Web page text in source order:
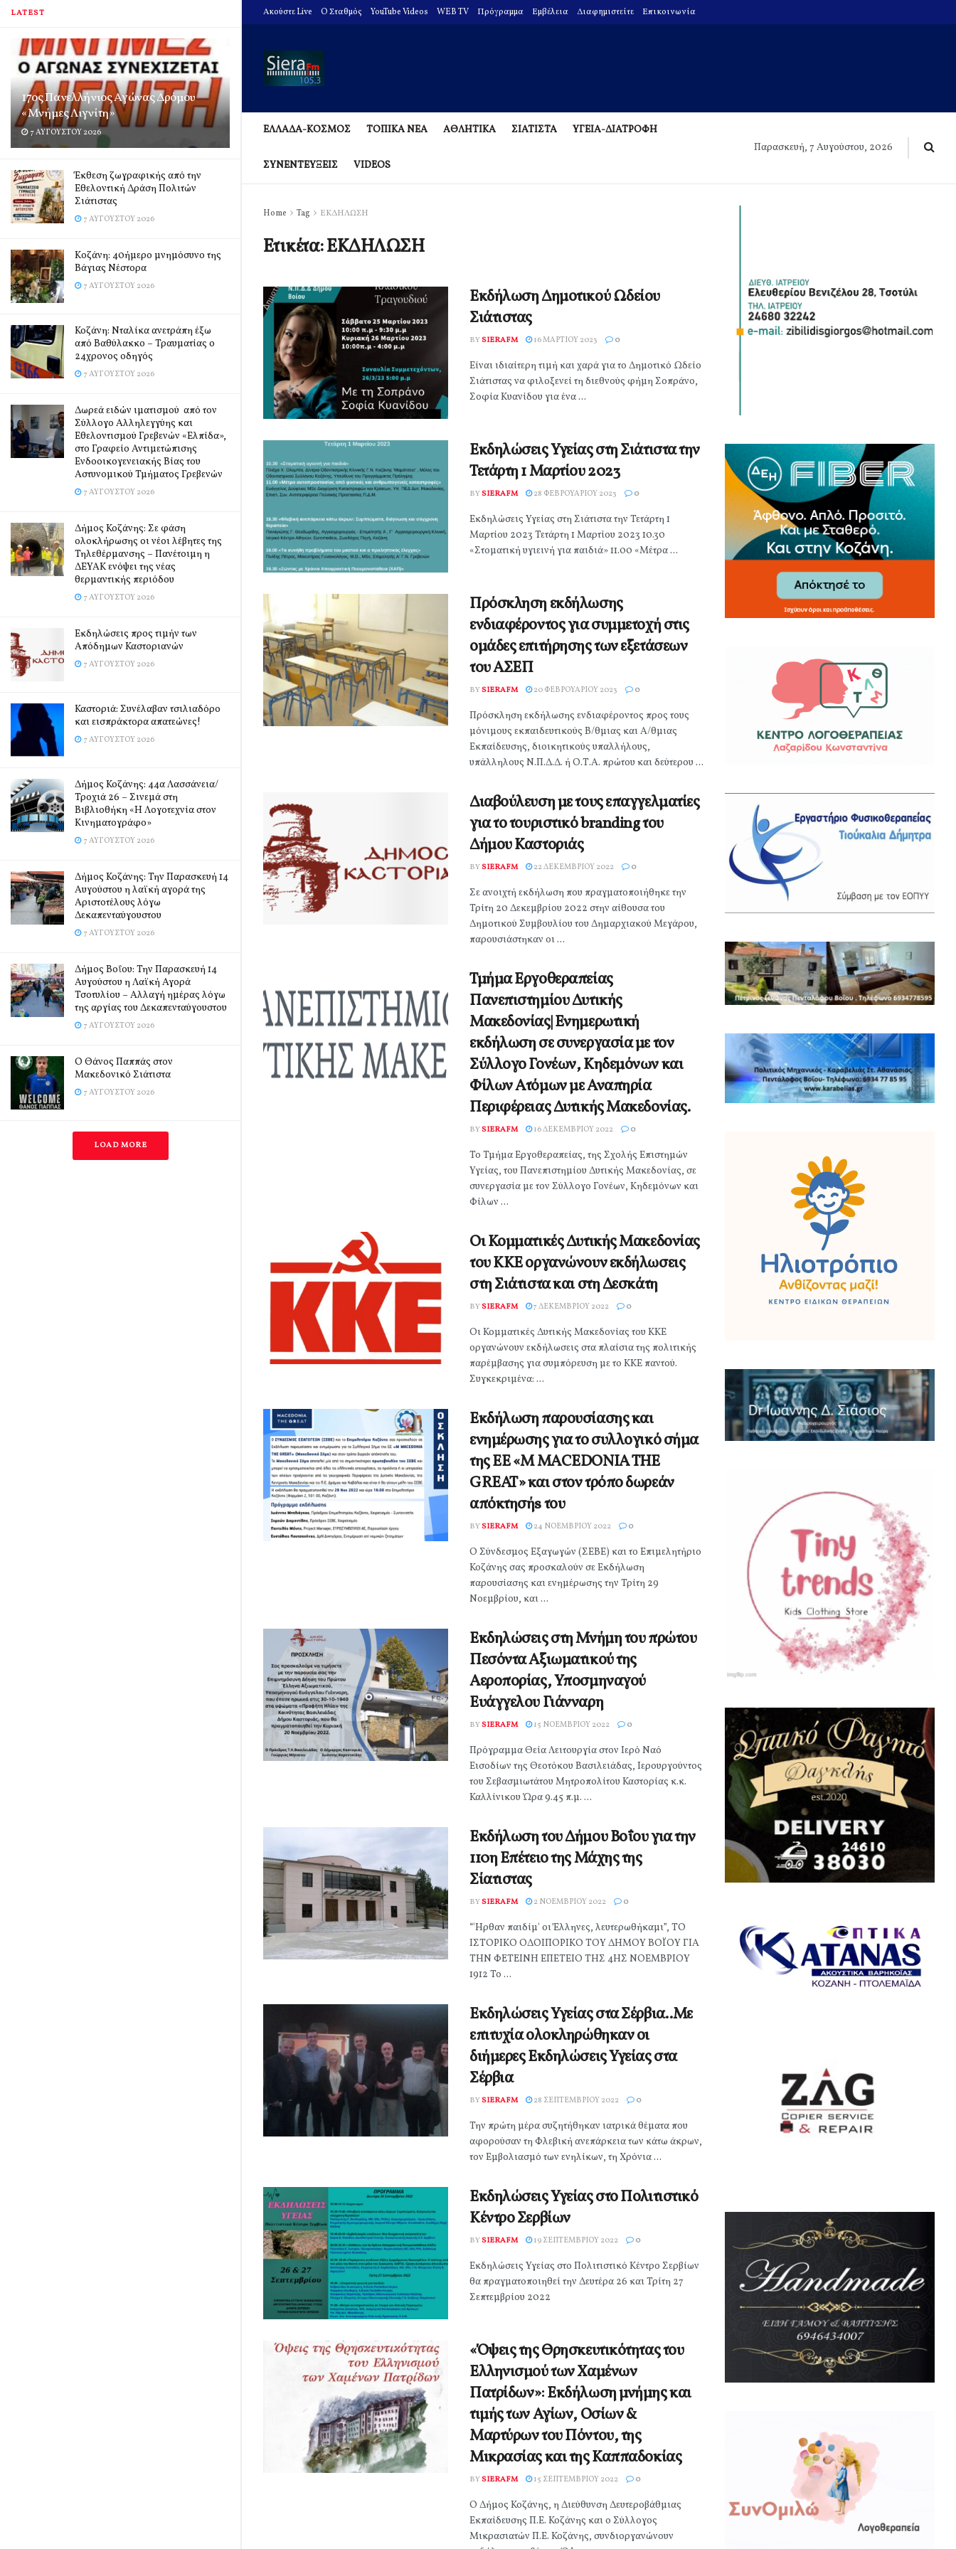
LATEST
17ος Πανελλήνιος Αγώνας Δρόμου
«Μνήμες Λιγνίτη»
7 ΑΥΓΟΎΣΤΟΥ 2026
Έκθεση ζωγραφικής από την
Εθελοντική Δράση Πολιτών
Σιάτιστας
7 ΑΥΓΟΎΣΤΟΥ 2026
Kοζάνη: 40ήμερο μνημόσυνο της
Βάγιας Νέστορα
7 ΑΥΓΟΎΣΤΟΥ 2026
Κοζάνη: Νταλίκα ανετράπη έξω
από Βαθύλακκο – Τραυματίας ο
24χρονος οδηγός
7 ΑΥΓΟΎΣΤΟΥ 2026
Δωρεά ειδών ιματισμού από τον
Σύλλογο Αλληλεγγύης και
Εθελοντισμού Γρεβενών «Ελπίδα»,
στο Γραφείο Αντιμετώπισης
Ενδοοικογενειακής Βίας του
Αστυνομικού Τμήματος Γρεβενών
7 ΑΥΓΟΎΣΤΟΥ 2026
Δήμος Κοζάνης: Σε φάση
ολοκλήρωσης οι νέοι λέβητες της
Τηλεθέρμανσης – Πανέτοιμη η
ΔΕΥΑΚ ενόψει της νέας
θερμαντικής περιόδου
7 ΑΥΓΟΎΣΤΟΥ 2026
Εκδηλώσεις προς τιμήν των
Απόδημων Καστοριανών
7 ΑΥΓΟΎΣΤΟΥ 2026
Καστοριά: Συνέλαβαν τσιλιαδόρο
και εισπράκτορα απατεώνες!
7 ΑΥΓΟΎΣΤΟΥ 2026
Δήμος Κοζάνης: 44α Λασσάνεια/
Τροχιά 26 – Σινεμά στη
Βιβλιοθήκη «Η Λογοτεχνία στον
Κινηματογράφο»
7 ΑΥΓΟΎΣΤΟΥ 2026
Δήμος Κοζάνης: Την Παρασκευή 14
Αυγούστου η λαϊκή αγορά της
Αριστοτέλους λόγω
Δεκαπενταύγουστου
7 ΑΥΓΟΎΣΤΟΥ 2026
Δήμος Βοΐου: Την Παρασκευή 14
Αυγούστου η Λαϊκή Αγορά
Τσοτυλίου – Αλλαγή ημέρας λόγω
της αργίας του Δεκαπενταύγουστου
7 ΑΥΓΟΎΣΤΟΥ 2026
Ο Θάνος Παππάς στον
Μακεδονικό Σιάτιστα
7 ΑΥΓΟΎΣΤΟΥ 2026
LOAD MORE
Ακούστε Live O Σταθμός YouTube Videos WEB TV Πρόγραμμα Εμβέλεια Διαφημιστείτε Επικοινωνία
ΕΛΛΑΔΑ-ΚΟΣΜΟΣ ΤΟΠΙΚΑ ΝΕΑ ΑΘΛΗΤΙΚΑ ΣΙΑΤΙΣΤΑ ΥΓΕΙΑ-ΔΙΑΤΡΟΦΗ
ΣΥΝΕΝΤΕΥΞΕΙΣ VIDEOS
Παρασκευή, 7 Αυγούστου, 2026
Home Tag ΕΚΔΗΛΩΣΗ
Ετικέτα:ΕΚΔΗΛΩΣΗ
Εκδήλωση Δημοτικού Ωδείου
Σιάτιστας
BYSIERAFM 16 ΜΑΡΤΊΟΥ 2023 0
Είναι ιδιαίτερη τιμή και χαρά για το Δημοτικό Ωδείο
Σιάτιστας να φιλοξενεί τη διεθνούς φήμη Σοπράνο,
Σοφία Κυανίδου για ένα ...
Εκδηλώσεις Υγείας στη Σιάτιστα την
Τετάρτη 1 Μαρτίου 2023
BYSIERAFM 28 ΦΕΒΡΟΥΑΡΊΟΥ 2023 0
Εκδηλώσεις Υγείας στη Σιάτιστα την Τετάρτη 1
Μαρτίου 2023 Τετάρτη 1 Μαρτίου 2023 10.30
«Στοματική υγιεινή για παιδιά» 11.00 «Μέτρα ...
Πρόσκληση εκδήλωσης
ενδιαφέροντος για συμμετοχή στις
ομάδες επιτήρησης των εξετάσεων
του ΑΣΕΠ
BYSIERAFM 20 ΦΕΒΡΟΥΑΡΊΟΥ 2023 0
Πρόσκληση εκδήλωσης ενδιαφέροντος προς τους
μόνιμους εκπαιδευτικούς Β/θμιας και Α/θμιας
Εκπαίδευσης, διοικητικούς υπαλλήλους,
υπάλληλους Ν.Π.Δ.Δ. ή Ο.Τ.Α. πρώτου και δεύτερου ...
Διαβούλευση με τους επαγγελματίες
για το τουριστικό branding του
Δήμου Καστοριάς
BYSIERAFM 22 ΔΕΚΕΜΒΡΊΟΥ 2022 0
Σε ανοιχτή εκδήλωση που πραγματοποιήθηκε την
Τρίτη 20 Δεκεμβρίου 2022 στην αίθουσα του
Δημοτικού Συμβουλίου του Δημαρχιακού Μεγάρου,
παρουσιάστηκαν οι ...
Τμήμα Εργοθεραπείας
Πανεπιστημίου Δυτικής
Μακεδονίας| Ενημερωτική
εκδήλωση σε συνεργασία με τον
Σύλλογο Γονέων, Κηδεμόνων και
Φίλων Ατόμων με Αναπηρία
Περιφέρειας Δυτικής Μακεδονίας.
BYSIERAFM 16 ΔΕΚΕΜΒΡΊΟΥ 2022 0
Το Τμήμα Εργοθεραπείας, της Σχολής Επιστημών
Υγείας, του Πανεπιστημίου Δυτικής Μακεδονίας, σε
συνεργασία με τον Σύλλογο Γονέων, Κηδεμόνων και
Φίλων ...
Οι Κομματικές Δυτικής Μακεδονίας
του ΚΚΕ οργανώνουν εκδήλωσεις
στη Σιάτιστα και στη Δεσκάτη
BYSIERAFM 7 ΔΕΚΕΜΒΡΊΟΥ 2022 0
Οι Κομματικές Δυτικής Μακεδονίας του ΚΚΕ
οργανώνουν εκδήλωσεις στα πλαίσια της πολιτικής
παρέμβασης για συμπόρευση με το ΚΚΕ παντού.
Συγκεκριμένα: ...
Εκδήλωση παρουσίασης και
ενημέρωσης για το συλλογικό σήμα
της ΕΕ «Μ MACEDONIA ΤΗΕ
GREAT» και στον τρόπο δωρεάν
απόκτησήs του
BYSIERAFM 24 ΝΟΕΜΒΡΊΟΥ 2022 0
Ο Σύνδεσμος Εξαγωγών (ΣΕΒΕ) και το Επιμελητήριο
Κοζάνης σας προσκαλούν σε Εκδήλωση
παρουσίασης και ενημέρωσης την Τρίτη 29
Νοεμβρίου, και ...
Εκδηλώσεις στη Μνήμη του πρώτου
Πεσόντα Αξιωματικού της
Αεροπορίας, Υποσμηναγού
Ευάγγελου Γιάνναρη
BYSIERAFM 15 ΝΟΕΜΒΡΊΟΥ 2022 0
Πρόγραμμα Θεία Λειτουργία στον Ιερό Ναό
Εισοδίων της Θεοτόκου Βασιλειάδας, Ιερουργούντος
του Σεβασμιωτάτου Μητροπολίτου Καστορίας κ.κ.
Καλλίνικου Ώρα 9.45 π.μ. ...
Εκδήλωση του Δήμου Βοΐου για την
110η Επέτειο της Μάχης της
Σίατιστας
BYSIERAFM 2 ΝΟΕΜΒΡΊΟΥ 2022 0
“'Ηρθαν παιδίμ' οι Έλληνες, λευτερωθήκαμι”, ΤΟ
ΙΣΤΟΡΙΚΟ ΟΔΟΙΠΟΡΙΚΟ ΤΟΥ ΔΗΜΟΥ ΒΟΪΟΥ ΓΙΑ
ΤΗΝ ΦETEINH ΕΠΕΤΕΙΟ ΤΗΣ 4ΗΣ ΝΟΕΜΒΡΙΟΥ
1912 Το ...
Εκδηλώσεις Υγείας στα Σέρβια..Με
επιτυχία ολοκληρώθηκαν οι
διήμερες Εκδηλώσεις Υγείας στα
Σέρβια
BYSIERAFM 28 ΣΕΠΤΕΜΒΡΊΟΥ 2022 0
Την πρώτη μέρα συζητήθηκαν ιατρικά θέματα που
αφορούσαν τη Φλεβική ανεπάρκεια των κάτω άκρων,
τον Εμβολιασμό των ενηλίκων, τη Χρόνια ...
Εκδηλώσεις Υγείας στο Πολιτιστικό
Κέντρο Σερβίων
BYSIERAFM 19 ΣΕΠΤΕΜΒΡΊΟΥ 2022 0
Εκδηλώσεις Υγείας στο Πολιτιστικό Κέντρο Σερβίων
θα πραγματοποιηθεί την Δευτέρα 26 και Τρίτη 27
Σεπτεμβρίου 2022
«Όψεις της Θρησκευτικότητας του
Ελληνισμού των Χαμένων
Πατρίδων»: Εκδήλωση μνήμης και
τιμής των Αγίων, Οσίων &
Μαρτύρων του Πόντου, της
Μικρασίας και της Καππαδοκίας
BYSIERAFM 15 ΣΕΠΤΕΜΒΡΊΟΥ 2022 0
Ο Δήμος Κοζάνης, η Διεύθυνση Δευτεροβάθμιας
Εκπαίδευσης Π.Ε. Κοζάνης και ο Σύλλογος
Μικρασιατών Π.Ε. Κοζάνης, συνδιοργανώνουν